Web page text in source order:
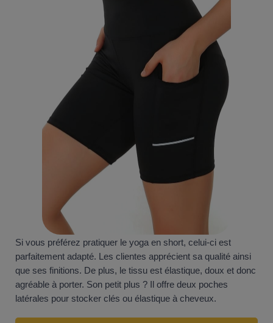
Si vous préférez pratiquer le yoga en short, celui-ci est
parfaitement adapté. Les clientes apprécient sa qualité ainsi
que ses finitions. De plus, le tissu est élastique, doux et donc
agréable à porter. Son petit plus ? Il offre deux poches
latérales pour stocker clés ou élastique à cheveux.